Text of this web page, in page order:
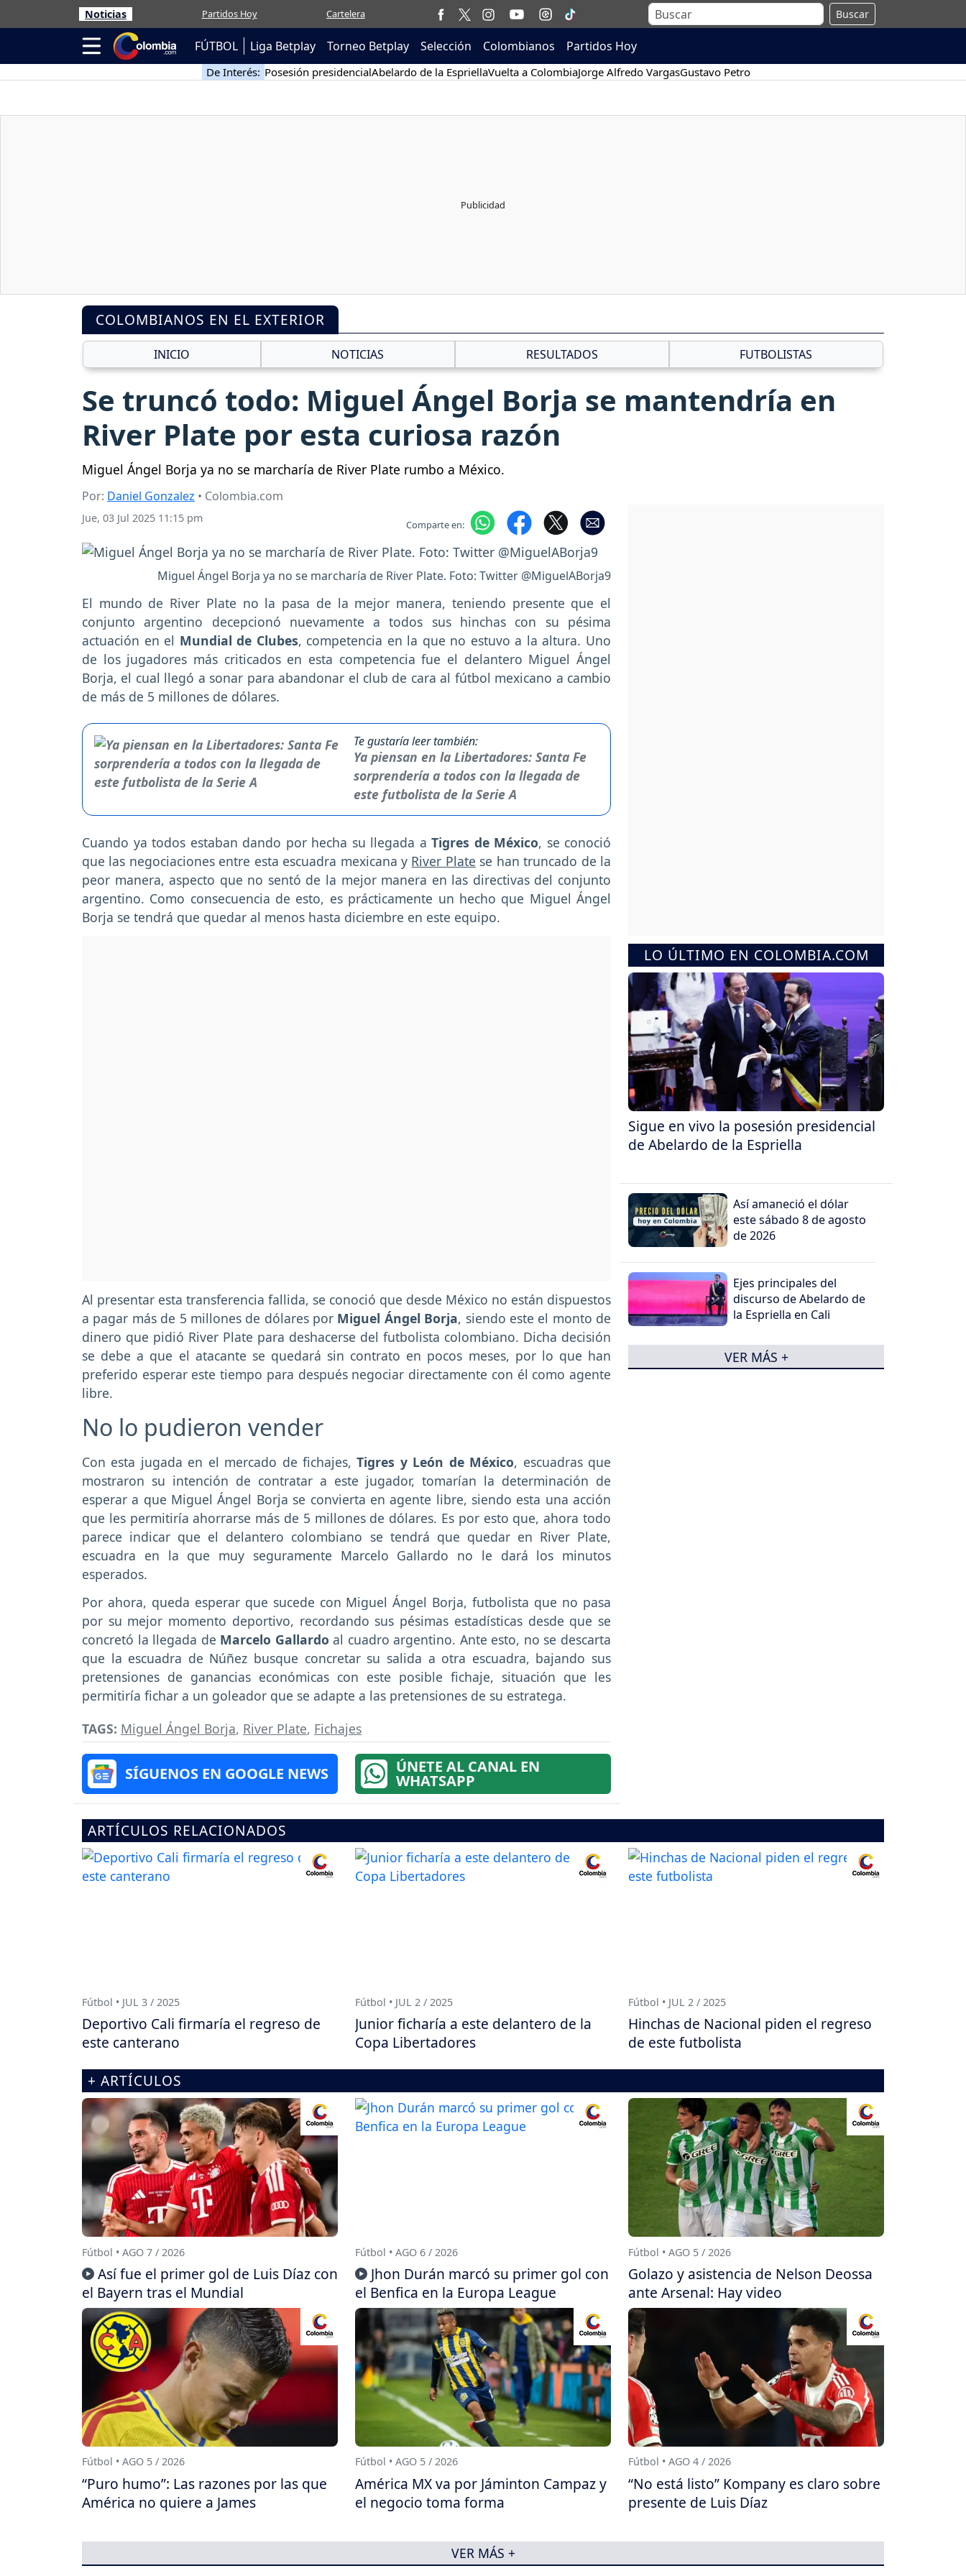
Noticias Partidos Hoy Cartelera Buscar
FÚTBOL Liga Betplay Torneo Betplay Selección Colombianos Partidos Hoy
De Interés: Posesión presidencialAbelardo de la EspriellaVuelta a ColombiaJorge Alfredo VargasGustavo Petro
COLOMBIANOS EN EL EXTERIOR
INICIO NOTICIAS RESULTADOS FUTBOLISTAS
Se truncó todo: Miguel Ángel Borja se mantendría en
River Plate por esta curiosa razón
Miguel Ángel Borja ya no se marcharía de River Plate rumbo a México.
Por: Daniel Gonzalez • Colombia.com
Jue, 03 Jul 2025 11:15 pm Comparte en:
Miguel Ángel Borja ya no se marcharía de River Plate. Foto: Twitter @MiguelABorja9
El mundo de River Plate no la pasa de la mejor manera, teniendo presente que el
conjunto argentino decepcionó nuevamente a todos sus hinchas con su pésima
actuación en el Mundial de Clubes, competencia en la que no estuvo a la altura. Uno
de los jugadores más criticados en esta competencia fue el delantero Miguel Ángel
Borja, el cual llegó a sonar para abandonar el club de cara al fútbol mexicano a cambio
de más de 5 millones de dólares.
Te gustaría leer también:
Ya piensan en la Libertadores: Santa Fe
sorprendería a todos con la llegada de
este futbolista de la Serie A
Cuando ya todos estaban dando por hecha su llegada a Tigres de México, se conoció
que las negociaciones entre esta escuadra mexicana y River Plate se han truncado de la
peor manera, aspecto que no sentó de la mejor manera en las directivas del conjunto
argentino. Como consecuencia de esto, es prácticamente un hecho que Miguel Ángel
Borja se tendrá que quedar al menos hasta diciembre en este equipo.
Al presentar esta transferencia fallida, se conoció que desde México no están dispuestos
a pagar más de 5 millones de dólares por Miguel Ángel Borja, siendo este el monto de
dinero que pidió River Plate para deshacerse del futbolista colombiano. Dicha decisión
se debe a que el atacante se quedará sin contrato en pocos meses, por lo que han
preferido esperar este tiempo para después negociar directamente con él como agente
libre.
No lo pudieron vender
Con esta jugada en el mercado de fichajes,Tigres y León de México, escuadras que
mostraron su intención de contratar a este jugador, tomarían la determinación de
esperar a que Miguel Ángel Borja se convierta en agente libre, siendo esta una acción
que les permitiría ahorrarse más de 5 millones de dólares. Es por esto que, ahora todo
parece indicar que el delantero colombiano se tendrá que quedar en River Plate,
escuadra en la que muy seguramente Marcelo Gallardo no le dará los minutos
esperados.
Por ahora, queda esperar que sucede con Miguel Ángel Borja, futbolista que no pasa
por su mejor momento deportivo, recordando sus pésimas estadísticas desde que se
concretó la llegada de Marcelo Gallardo al cuadro argentino. Ante esto, no se descarta
que la escuadra de Núñez busque concretar su salida a otra escuadra, bajando sus
pretensiones de ganancias económicas con este posible fichaje, situación que les
permitiría fichar a un goleador que se adapte a las pretensiones de su estratega.
TAGS: Miguel Ángel Borja, River Plate, Fichajes
SÍGUENOS EN GOOGLE NEWS ÚNETE AL CANAL EN
WHATSAPP
LO ÚLTIMO EN COLOMBIA.COM
Sigue en vivo la posesión presidencial
de Abelardo de la Espriella
Así amaneció el dólar
este sábado 8 de agosto
de 2026
Ejes principales del
discurso de Abelardo de
la Espriella en Cali
VER MÁS +
ARTÍCULOS RELACIONADOS
Fútbol • JUL 3 / 2025
Deportivo Cali firmaría el regreso de
este canterano
Fútbol • JUL 2 / 2025
Junior ficharía a este delantero de la
Copa Libertadores
Fútbol • JUL 2 / 2025
Hinchas de Nacional piden el regreso
de este futbolista
+ ARTÍCULOS
Fútbol • AGO 7 / 2026
Así fue el primer gol de Luis Díaz con
el Bayern tras el Mundial
Fútbol • AGO 6 / 2026
Jhon Durán marcó su primer gol con
el Benfica en la Europa League
Fútbol • AGO 5 / 2026
Golazo y asistencia de Nelson Deossa
ante Arsenal: Hay video
Fútbol • AGO 5 / 2026
“Puro humo”: Las razones por las que
América no quiere a James
Fútbol • AGO 5 / 2026
América MX va por Jáminton Campaz y
el negocio toma forma
Fútbol • AGO 4 / 2026
“No está listo” Kompany es claro sobre
presente de Luis Díaz
VER MÁS +